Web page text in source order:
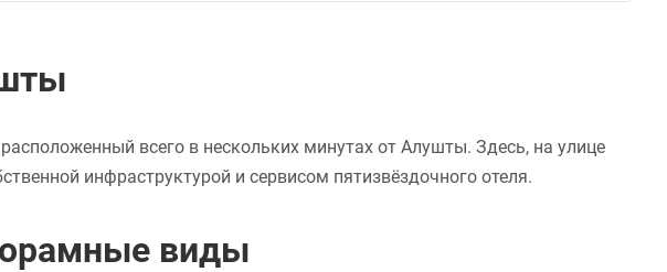
всего в нескольких минутах от Алушты. Здесь, на улице
инфраструктурой и сервисом пятизвёздочного отеля.
виды